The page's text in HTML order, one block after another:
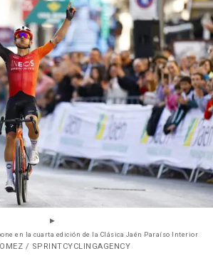
en la cuarta edición de la Clásica Jaén Paraíso Interior
/ SPRINTCYCLINGAGENCY